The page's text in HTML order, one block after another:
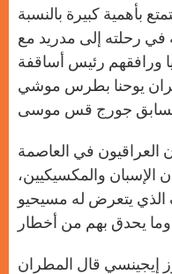
بأهمية كبيرة بالنسبة
في رحلته إلى مدريد مع
إكليريكيا ورافقهم رئيس أساقفة
يوحنا بطرس موشي
العراقيون في العاصمة
الإسبان والمكسيكيين،
الذي يتعرض له مسيحيو
إيجينسي قال المطران